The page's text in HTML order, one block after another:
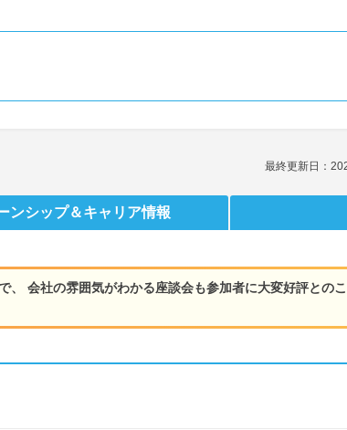
最終更新日：
ンシップ＆キャリア情報
、 会社の雰囲気がわかる座談会も参加者に大変好評との